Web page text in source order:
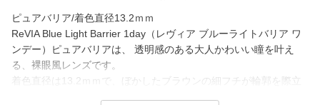
ピュアバリア/着色直径13.2ｍｍ
ReVIA Blue Light Barrier 1day（レヴィア ブルーライトバリア ワ
ンデー）ピュアバリアは、 透明感のある大人かわいい瞳を叶え
る、裸眼風レンズです。
着色直径は13.2ｍｍで、ぼかしたブラウンの細フチが輪郭を際立